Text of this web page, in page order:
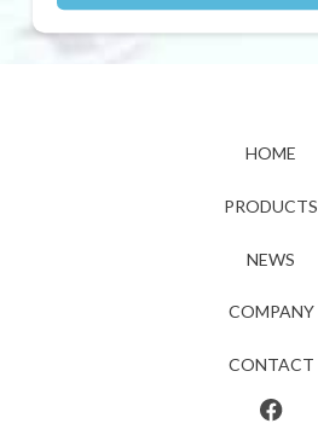
HOME
PRODUCTS
NEWS
COMPANY
CONTACT